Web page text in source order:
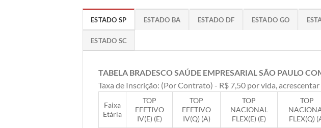
ESTADO SP ESTADO BA ESTADO DF ESTADO GO
ESTADO SC
TABELA BRADESCO SAÚDE EMPRESARIAL SÃO PAULO
Taxa de Inscrição: (Por Contrato) - R$ 7,50 por vida,
Faixa
Etária
TOP
EFETIVO
IV(E) (E)
TOP
EFETIVO
IV(Q) (A)
TOP
NACIONAL
FLEX(E) (E)
TOP
FLEX(Q)